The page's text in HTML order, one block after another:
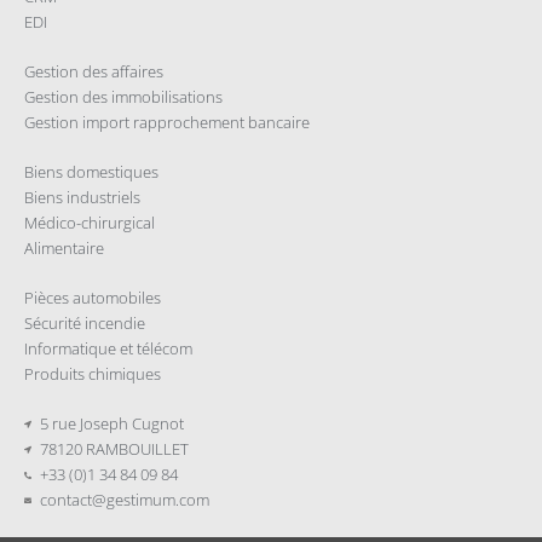
EDI
Gestion des affaires
Gestion des immobilisations
Gestion import rapprochement bancaire
Biens domestiques
Biens industriels
Médico-chirurgical
Alimentaire
Pièces automobiles
Sécurité incendie
Informatique et télécom
Produits chimiques
5 rue Joseph Cugnot
78120 RAMBOUILLET
+33 (0)1 34 84 09 84
contact@gestimum.com